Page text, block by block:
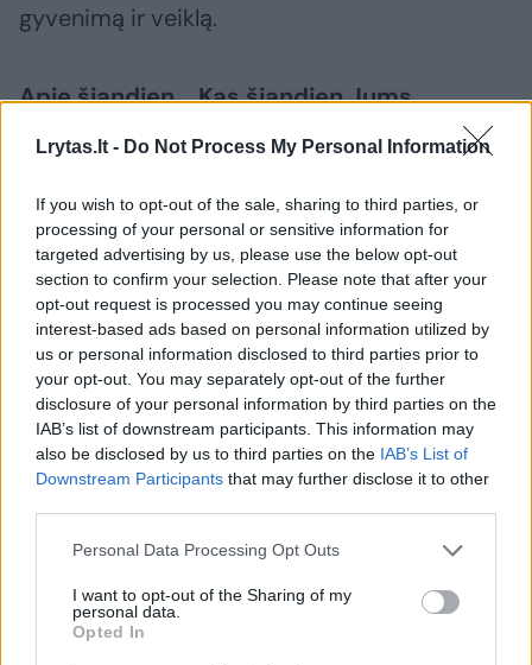
Lrytas.lt - Do Not Process My Personal Information
If you wish to opt-out of the sale, sharing to third parties, or
processing of your personal or sensitive information for
targeted advertising by us, please use the below opt-out
section to confirm your selection. Please note that after your
opt-out request is processed you may continue seeing
interest-based ads based on personal information utilized by
us or personal information disclosed to third parties prior to
your opt-out. You may separately opt-out of the further
disclosure of your personal information by third parties on the
IAB’s list of downstream participants. This information may
also be disclosed by us to third parties on the IAB’s List of
Downstream Participants that may further disclose it to other
Personal Data Processing Opt Outs
I want to opt-out of the Sharing of my
personal data.
Opted In
gyvenimą ir veiklą.
Apie šiandien... Kas šiandien Jums
labiausiai rūpi ar jaudina šių dienų
Labiausiai jaudina vaikų ir anūkų ateitis dėl
klimato kaitos.
Apie rytojų... Kokią žinutę nusiųstumėte į
ateitį, kokiais žodžiai prabiltumėte ar ką
norėtumėt palinkėti mūsų šaliai ir jos
ateities kartoms?
Tolerancijos, supratimo ir ramybės. Nes
dabartinis tempas tiesiog beprotiškas.